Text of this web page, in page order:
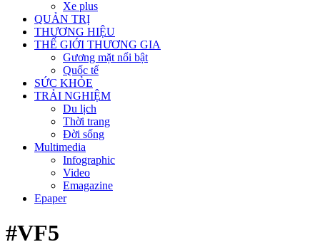
Xe plus
QUẢN TRỊ
THƯƠNG HIỆU
THẾ GIỚI THƯƠNG GIA
Gương mặt nổi bật
Quốc tế
SỨC KHỎE
TRẢI NGHIỆM
Du lịch
Thời trang
Đời sống
Multimedia
Infographic
Video
Emagazine
Epaper
#VF5